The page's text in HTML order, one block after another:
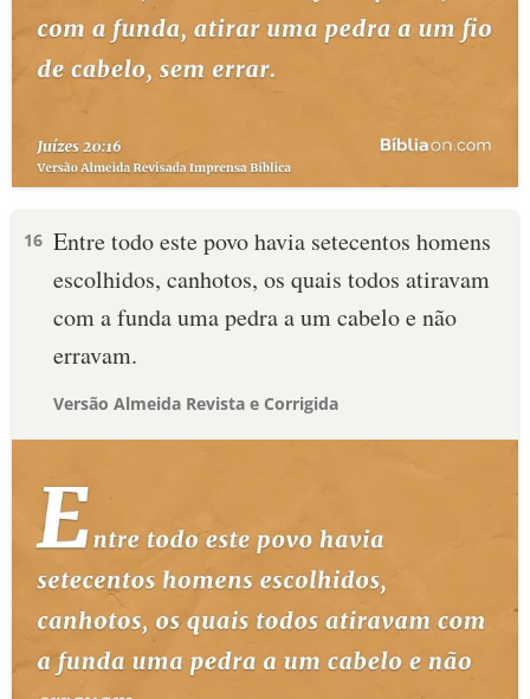
16 Entre todo este povo havia setecentos homens
escolhidos, canhotos, os quais todos atiravam
com a funda uma pedra a um cabelo e não
erravam.
Versão Almeida Revista e Corrigida